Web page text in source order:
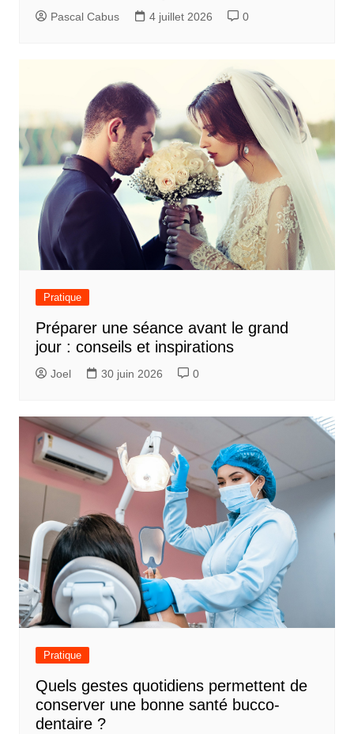
Pascal Cabus 4 juillet 2026 0
Pratique
Préparer une séance avant le grand
jour : conseils et inspirations
Joel 30 juin 2026 0
Pratique
Quels gestes quotidiens permettent de
conserver une bonne santé bucco-
dentaire ?